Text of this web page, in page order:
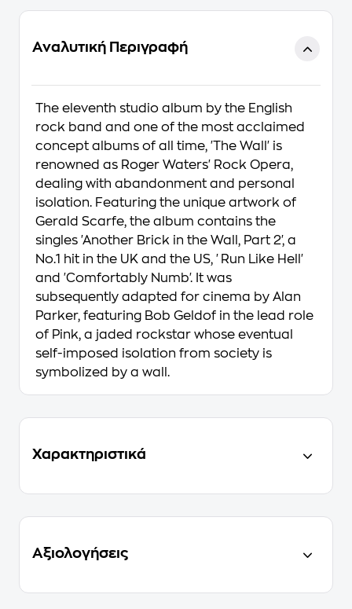
Αναλυτική Περιγραφή
The eleventh studio album by the English
rock band and one of the most acclaimed
concept albums of all time, 'The Wall' is
renowned as Roger Waters' Rock Opera,
dealing with abandonment and personal
isolation. Featuring the unique artwork of
Gerald Scarfe, the album contains the
singles 'Another Brick in the Wall, Part 2', a
No.1 hit in the UK and the US, 'Run Like Hell'
and 'Comfortably Numb'. It was
subsequently adapted for cinema by Alan
Parker, featuring Bob Geldof in the lead role
of Pink, a jaded rockstar whose eventual
self-imposed isolation from society is
symbolized by a wall.
Χαρακτηριστικά
Αξιολογήσεις